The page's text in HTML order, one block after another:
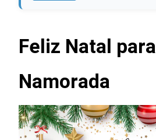
Feliz Natal para
Namorada